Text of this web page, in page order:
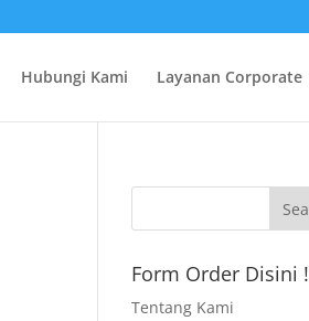
Hubungi Kami Layanan Corporate
Form Order Disini !
Tentang Kami